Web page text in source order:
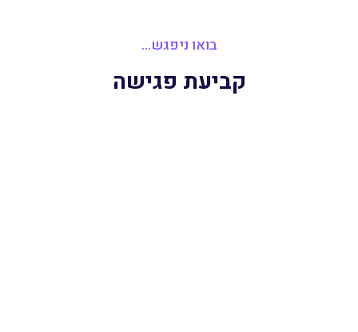
בואו ניפגש...
קביעת פגישה